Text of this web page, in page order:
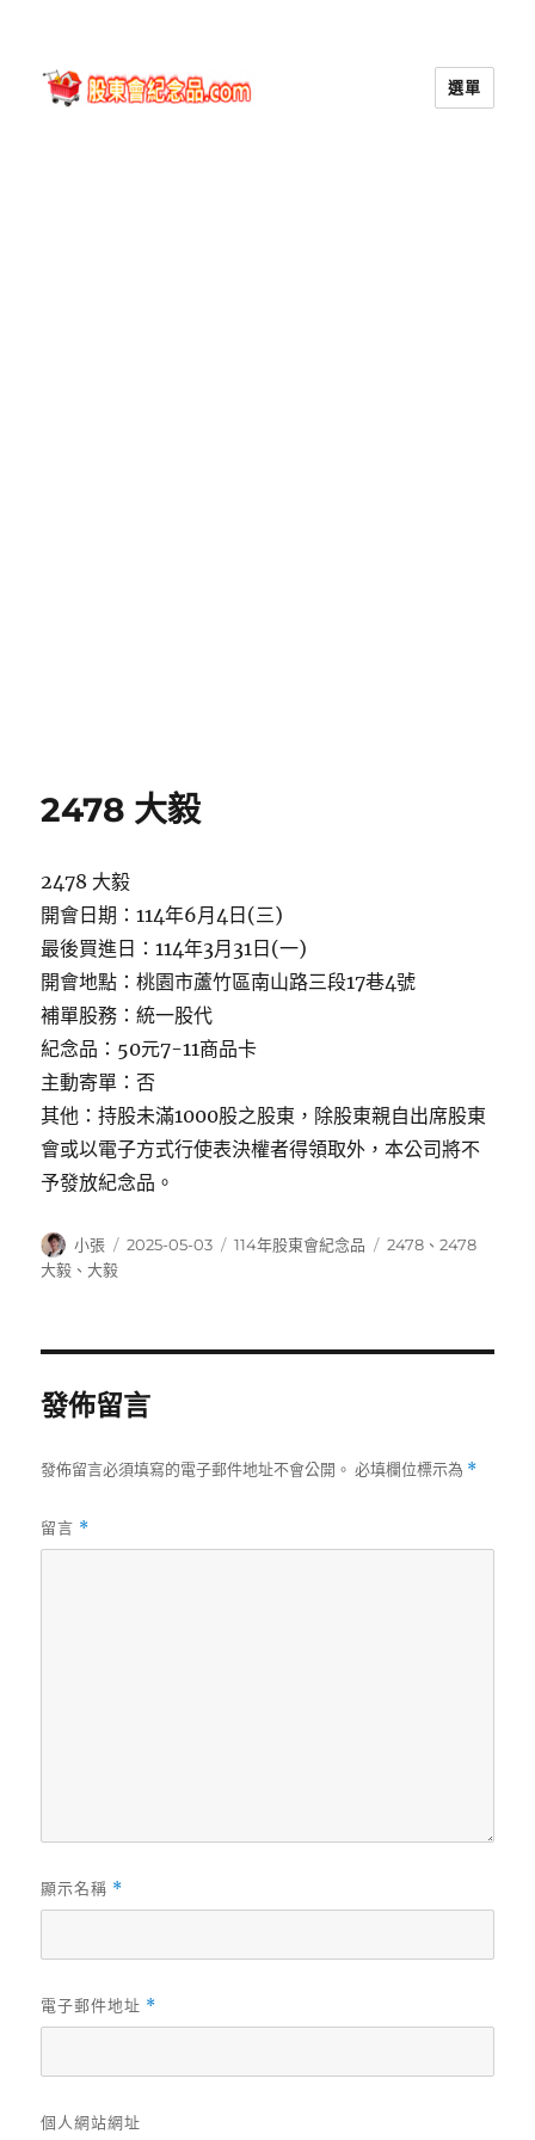
選單
2478 大毅
2478 大毅
開會日期：114年6月4日(三)
最後買進日：114年3月31日(一)
開會地點：桃園市蘆竹區南山路三段17巷4號
補單股務：統一股代
紀念品：50元7-11商品卡
主動寄單：否
其他：持股未滿1000股之股東，除股東親自出席股東
會或以電子方式行使表決權者得領取外，本公司將不
予發放紀念品。
作
者
小張
發
2025-05-03
分
114年股東會紀念品
標
2478 、2478
大毅 、大毅
發佈留言
發佈留言必須填寫的電子郵件地址不會公開。 必填欄位標示為 *
留言 *
顯示名稱 *
電子郵件地址 *
個人網站網址